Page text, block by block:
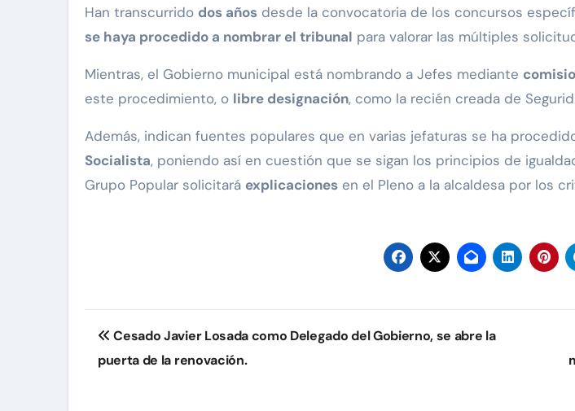
Han transcurrido dos años desde la convocatoria de los concursos
se haya procedido a nombrar el tribunal para valorar las múltiples
Mientras, el Gobierno municipal está nombrando a Jefes mediante
este procedimiento, o libre designación, como la recién creada de
Además, indican fuentes populares que en varias jefaturas se ha
Socialista, poniendo así en cuestión que se sigan los principios de
Grupo Popular solicitará explicaciones en el Pleno a la alcaldesa por los
Navegación
de
Cesado Javier Losada como Delegado del Gobierno, se abre la
puerta de la renovación.